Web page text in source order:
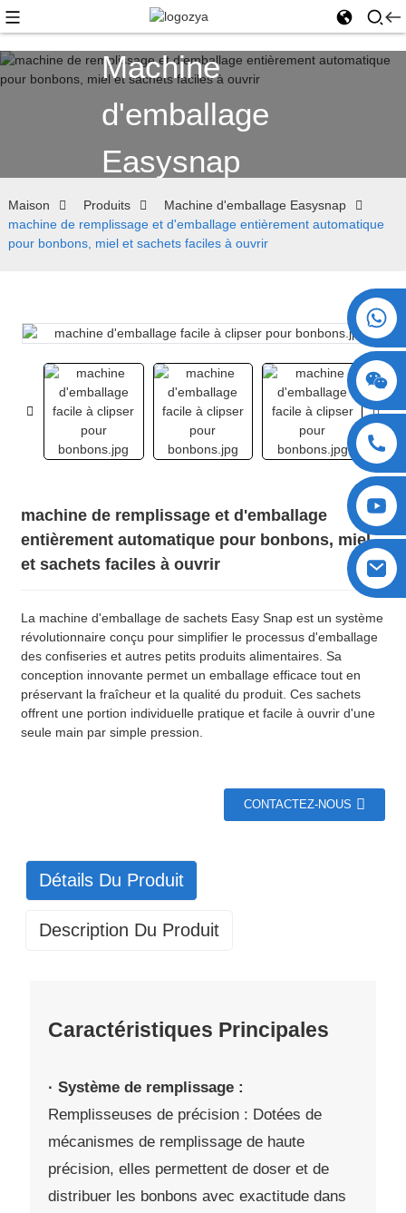
Machine
d'emballage
Easysnap
Maison Produits
Machine d'emballage Easysnap
machine de remplissage et d'emballage entièrement automatique
pour bonbons, miel et sachets faciles à ouvrir
machine de remplissage et d'emballage
entièrement automatique pour bonbons, miel
et sachets faciles à ouvrir
La machine d'emballage de sachets Easy Snap est un système
révolutionnaire conçu pour simplifier le processus d'emballage
des confiseries et autres petits produits alimentaires. Sa
conception innovante permet un emballage efficace tout en
préservant la fraîcheur et la qualité du produit. Ces sachets
offrent une portion individuelle pratique et facile à ouvrir d'une
seule main par simple pression.
CONTACTEZ-NOUS
Détails Du Produit
Description Du Produit
Caractéristiques Principales
· Système de remplissage :
Remplisseuses de précision : Dotées de
mécanismes de remplissage de haute
précision, elles permettent de doser et de
distribuer les bonbons avec exactitude dans